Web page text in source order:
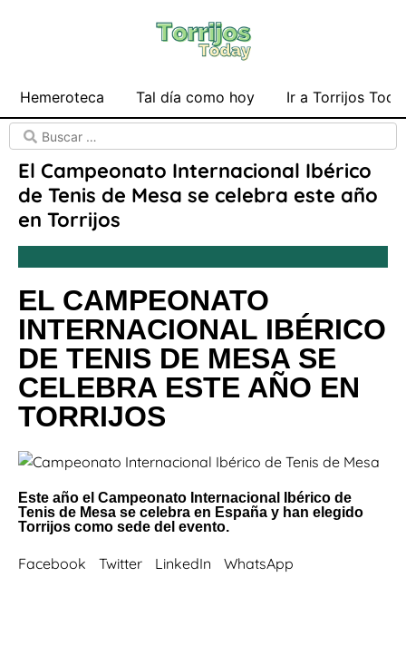
Hemeroteca Tal día como hoy Ir a Torrijos
El Campeonato Internacional Ibérico
de Tenis de Mesa se celebra este año
en Torrijos
EL CAMPEONATO
INTERNACIONAL IBÉRICO
DE TENIS DE MESA SE
CELEBRA ESTE AÑO EN
TORRIJOS
Este año el Campeonato Internacional Ibérico de
Tenis de Mesa se celebra en España y han elegido
Torrijos como sede del evento.
Facebook Twitter LinkedIn WhatsApp